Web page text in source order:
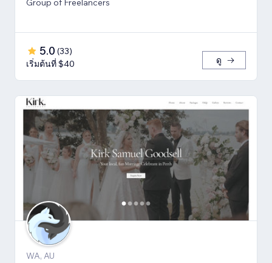
Group of Freelancers
5.0 (33)
เริ่มต้นที่ $40
ดู
WA, AU